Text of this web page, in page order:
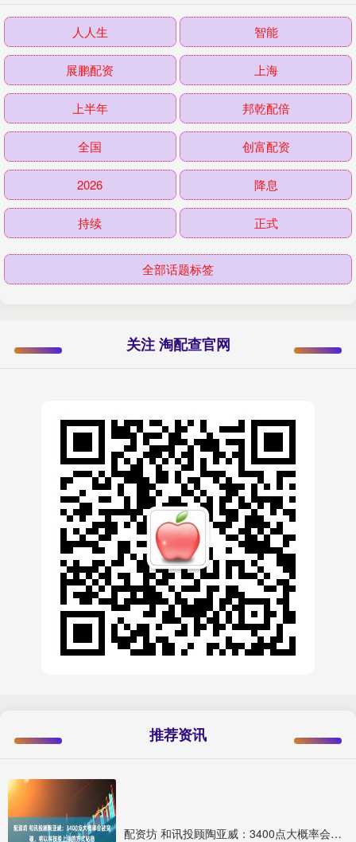
人人生 智能
展鹏配资 上海
上半年 邦乾配倍
全国 创富配资
2026 降息
持续 正式
全部话题标签
关注 淘配查官网
推荐资讯
配资坊 和讯投顾陶亚威：3400点大概率会被突破，将以科技股上涨的方式站稳